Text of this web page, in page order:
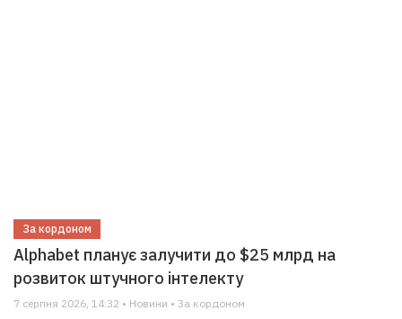
За кордоном
Alphabet планує залучити до $25 млрд на
розвиток штучного інтелекту
7 серпня 2026, 14:32 • Новини • За кордоном